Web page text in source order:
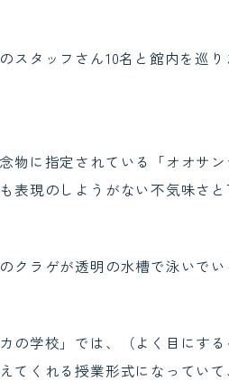
スタッフさん10名と館内を巡
物に指定されている「オオサ
表現のしようがない不気味さと
クラゲが透明の水槽で泳いで
の学校」では、（よく目にす
てくれる授業形式になっていて